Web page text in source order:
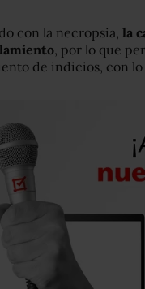
con la necropsia, la
, por lo que
de indicios, con